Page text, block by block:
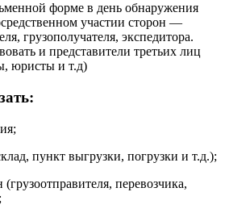
форме в день обнаружения
участии сторон —
грузополучателя, экспедитора.
и представители третьих лиц
юристы и т.д)
пункт выгрузки, погрузки и т.д.);
перевозчика,